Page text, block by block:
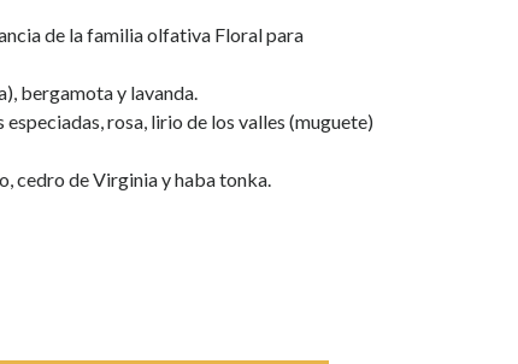
de la familia olfativa Floral para
bergamota y lavanda.
rosa, lirio de los valles (muguete)
cedro de Virginia y haba tonka.